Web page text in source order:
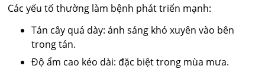
Các yếu tố thường làm bệnh phát triển mạnh:
Tán cây quá dày: ánh sáng khó xuyên vào bên
trong tán.
Độ ẩm cao kéo dài: đặc biệt trong mùa mưa.